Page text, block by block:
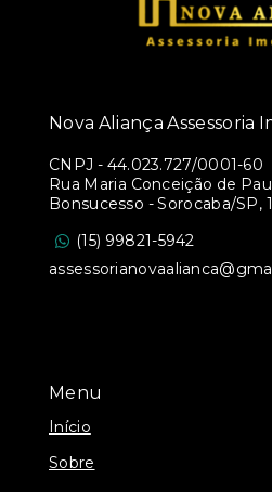
Menu
Início
Sobre
Nova Aliança Assessoria
CNPJ - 44.023.727/0001-60
Rua Maria Conceição de
Bonsucesso - Sorocaba/SP,
(15) 99821-5942